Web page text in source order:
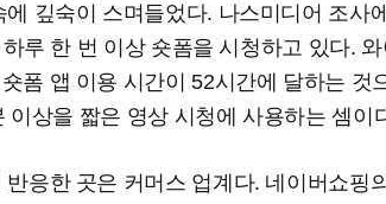
깊숙이 스며들었다. 나스미디어 조사
루 한 번 이상 숏폼을 시청하고 있다.
폼 앱 이용 시간이 52시간에 달하는 것
이상을 짧은 영상 시청에 사용하는 셈이
응한 곳은 커머스 업계다. 네이버쇼핑